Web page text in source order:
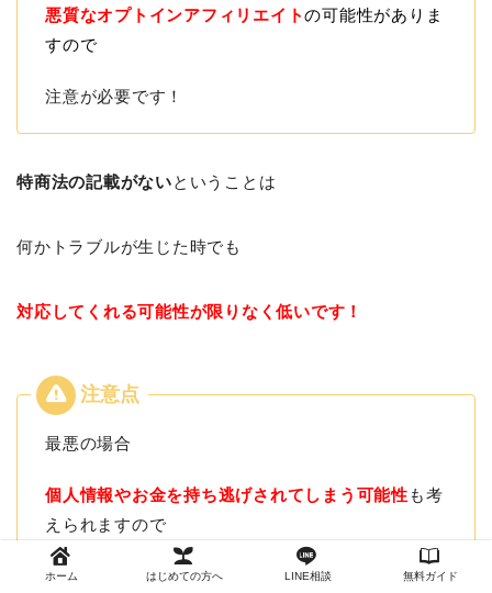
悪質なオプトインアフィリエイトの可能性がありま
すので
注意が必要です！
特商法の記載がないということは
何かトラブルが生じた時でも
対応してくれる可能性が限りなく低いです！
最悪の場合
個人情報やお金を持ち逃げされてしまう可能性 も考
えられますので
注意が必要です！
ホーム はじめての方へ LINE相談 無料ガイド